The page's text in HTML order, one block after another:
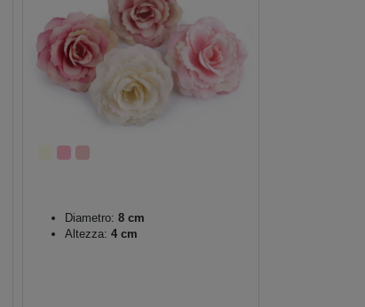
Diametro: 8 cm
Altezza: 4 cm